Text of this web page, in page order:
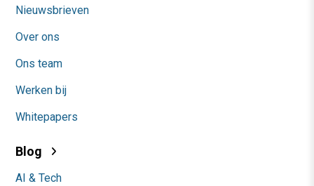
Nieuwsbrieven
Over ons
Ons team
Werken bij
Whitepapers
Blog
AI & Tech